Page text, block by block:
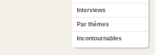
Interviews
Par thèmes
Incontournables